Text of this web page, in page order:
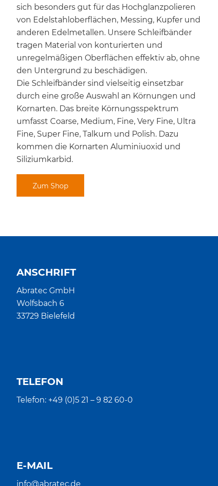
sich besonders gut für das Hochglanzpolieren
von Edelstahloberflächen, Messing, Kupfer und
anderen Edelmetallen. Unsere Schleifbänder
tragen Material von konturierten und
unregelmäßigen Oberflächen effektiv ab, ohne
den Untergrund zu beschädigen.
Die Schleifbänder sind vielseitig einsetzbar
durch eine große Auswahl an Körnungen und
Kornarten. Das breite Körnungsspektrum
umfasst Coarse, Medium, Fine, Very Fine, Ultra
Fine, Super Fine, Talkum und Polish. Dazu
kommen die Kornarten Aluminiuoxid und
Siliziumkarbid.
Zum Shop
ANSCHRIFT
Abratec GmbH
Wolfsbach 6
33729 Bielefeld
TELEFON
Telefon: +49 (0)5 21 – 9 82 60-0
E-MAIL
info@abratec.de